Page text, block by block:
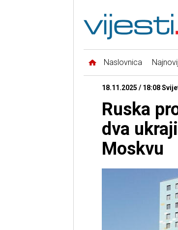
Naslovnica
18.11.2025 / 18:08
Ruska
dva
Moskvu